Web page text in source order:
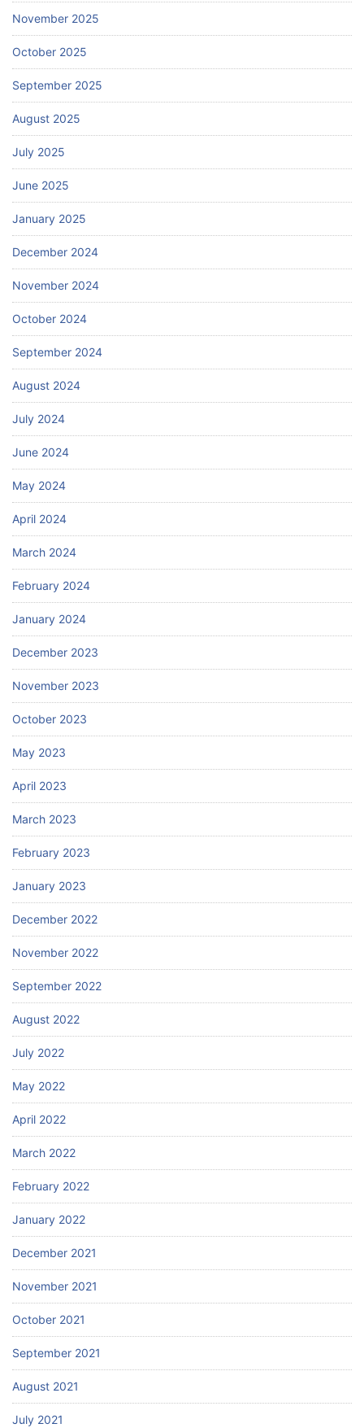
November 2025
October 2025
September 2025
August 2025
July 2025
June 2025
January 2025
December 2024
November 2024
October 2024
September 2024
August 2024
July 2024
June 2024
May 2024
April 2024
March 2024
February 2024
January 2024
December 2023
November 2023
October 2023
May 2023
April 2023
March 2023
February 2023
January 2023
December 2022
November 2022
September 2022
August 2022
July 2022
May 2022
April 2022
March 2022
February 2022
January 2022
December 2021
November 2021
October 2021
September 2021
August 2021
July 2021